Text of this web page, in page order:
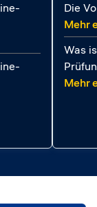
und sicheres
und sicheres
Die
Mehr
Was
Mehr